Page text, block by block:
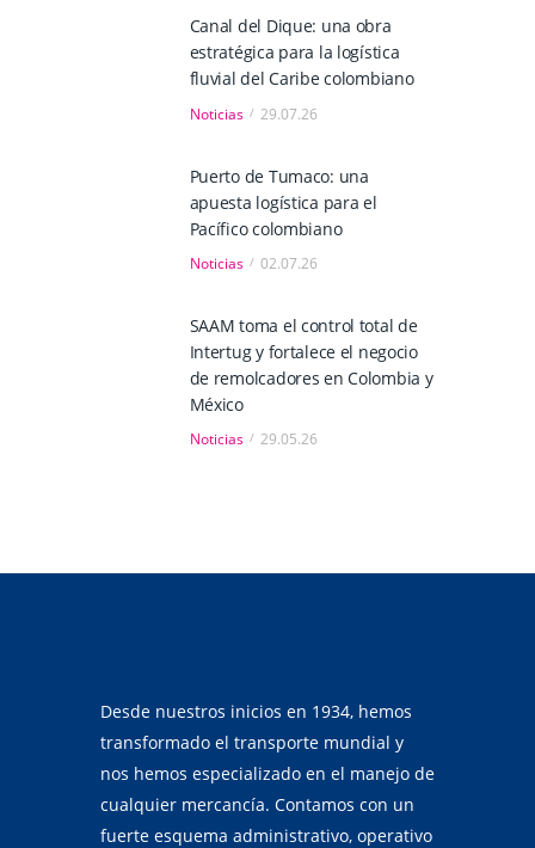
Canal del Dique: una obra
estratégica para la logística
fluvial del Caribe colombiano
Noticias 29.07.26
Puerto de Tumaco: una
apuesta logística para el
Pacífico colombiano
Noticias 02.07.26
SAAM toma el control total de
Intertug y fortalece el negocio
de remolcadores en Colombia y
México
Noticias 29.05.26
Desde nuestros inicios en 1934, hemos
transformado el transporte mundial y
nos hemos especializado en el manejo de
cualquier mercancía. Contamos con un
fuerte esquema administrativo, operativo